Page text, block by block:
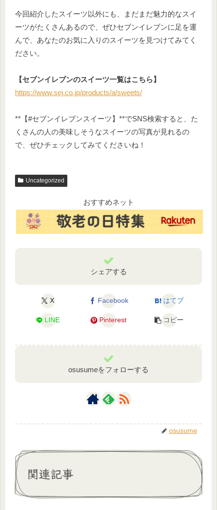
今回紹介したスイーツ以外にも、まだまだ魅力的なスイ
ーツがたくさんあるので、ぜひセブンイレブンに足を運
んで、あなたのお気に入りのスイーツを見つけてみてく
ださい。
【セブンイレブンのスイーツ一覧はこちら】
https://www.sej.co.jp/products/a/sweets/
**【#セブンイレブンスイーツ】**でSNS検索すると、た
くさんの人の美味しそうなスイーツの写真が見れるの
で、ぜひチェックしてみてくださいね！
Uncategorized
おすすめネット
シェアする
X Facebook はてブ
LINE Pinterest コピー
osusumeをフォローする
osusume
関連記事